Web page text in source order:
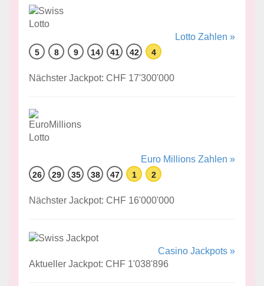
Lotto Zahlen »
5 8 9 14 41 42 4
Nächster Jackpot: CHF 17'300'000
Euro Millions Zahlen »
26 29 35 38 47 1 2
Nächster Jackpot: CHF 16'000'000
Casino Jackpots »
Aktueller Jackpot: CHF 1'038'896